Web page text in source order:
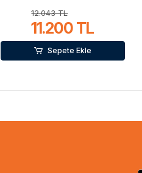
12.043 TL
11.200 TL
Sepete Ekle